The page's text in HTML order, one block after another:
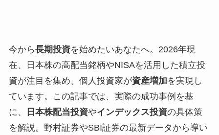
今から長期投資を始めたいあなたへ。2026年現
在、日本株の高配当銘柄やNISAを活用した積立投
資が注目を集め、個人投資家が資産増加を実現し
ています。この記事では、実際の成功事例を基
に、
日本株配当投資やインデックス投資の具体策
を解説。野村証券やSBI証券の最新データから導い